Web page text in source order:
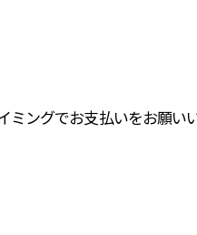
ングでお支払いをお願いい